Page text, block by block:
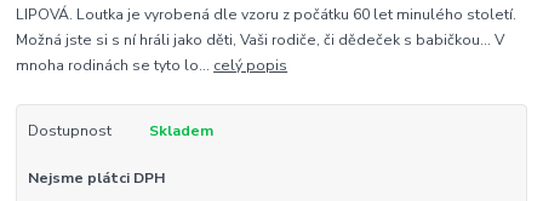
LIPOVÁ. Loutka je vyrobená dle vzoru z počátku 60 let minulého století.
Možná jste si s ní hráli jako děti, Vaši rodiče, či dědeček s babičkou... V
mnoha rodinách se tyto lo... celý popis
Dostupnost Skladem
Nejsme plátci DPH